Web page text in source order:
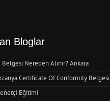
Bloglar
Nereden Alınır? Ankara
Certificate Of Conformity Belgesi
Eğitimi